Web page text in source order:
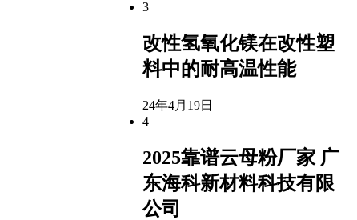
3
改性氢氧化镁在改性塑
料中的耐高温性能
24年4月19日
4
2025靠谱云母粉厂家 广
东海科新材料科技有限
公司